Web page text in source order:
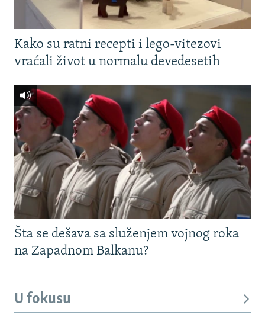
Kako su ratni recepti i lego-vitezovi
vraćali život u normalu devedesetih
Šta se dešava sa služenjem vojnog roka
na Zapadnom Balkanu?
U fokusu